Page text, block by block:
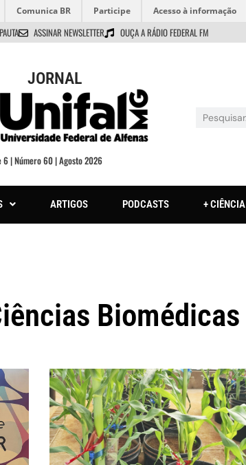
Comunica BR Participe Acesso à informação
ASSINAR NEWSLETTER OUÇA A RÁDIO FEDERAL FM
JORNAL
6 | Número 60 | Agosto 2026
ARTIGOS PODCASTS + CIÊNCIA
Biomédicas